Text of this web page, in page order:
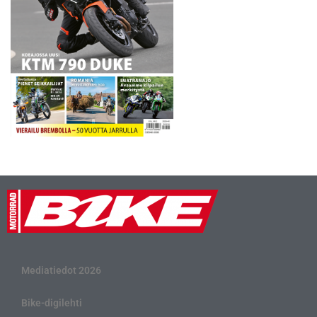
Mediatiedot 2026
Bike-digilehti